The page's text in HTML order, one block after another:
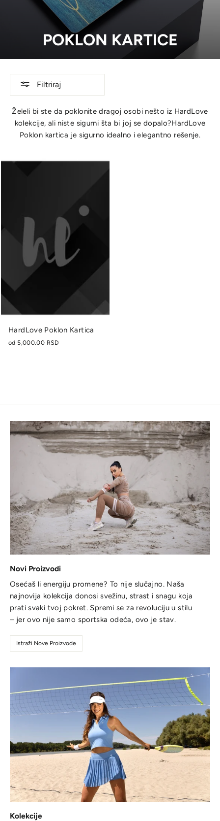
POKLON KARTICE
Filtriraj
Želeli bi ste da poklonite dragoj osobi nešto iz HardLove
kolekcije, ali niste sigurni šta bi joj se dopalo?HardLove
Poklon kartica je sigurno idealno i elegantno rešenje.
HardLove Poklon Kartica
od 5,000.00 RSD
Novi Proizvodi
Osećaš li energiju promene? To nije slučajno. Naša
najnovija kolekcija donosi svežinu, strast i snagu koja
prati svaki tvoj pokret. Spremi se za revoluciju u stilu
– jer ovo nije samo sportska odeća, ovo je stav.
Istraži Nove Proizvode
Kolekcije